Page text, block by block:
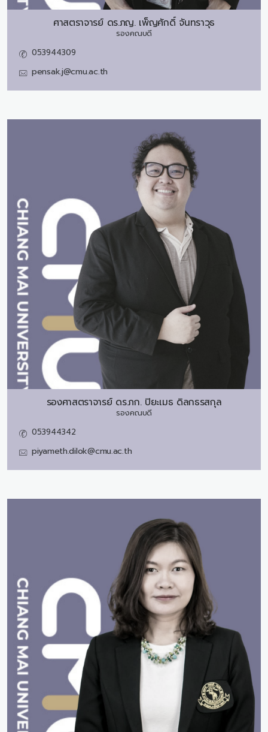
ศาสตราจารย์ ดร.ภญ. เพ็ญศักดิ์ จันทราวุธ
รองคณบดี
053944309
pensak.j@cmu.ac.th
รองศาสตราจารย์ ดร.ภก. ปิยะเมธ ดิลกธรสกุล
รองคณบดี
053944342
piyameth.dilok@cmu.ac.th